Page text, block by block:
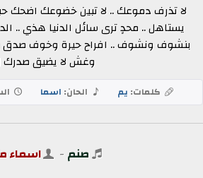
لا تذرف دموعك .. لا تبين خضوعك اضحك
يستاهل .. محدٍ ترى سائل الدنيا هذي ..
بنشوف ونشوف .. افراح حيرة وخوف صدق
وغش لا يضيق
كلمات: يم الحان: اسما
صنم - اسماء